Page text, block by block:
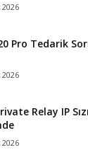
Pro Tedarik
Relay IP